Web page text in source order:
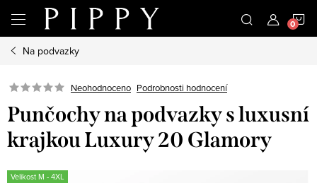
obsah
Na podvazky
Neohodnoceno Podrobnosti hodnocení
Punčochy na podvazky s luxusní
krajkou Luxury 20 Glamory
Velikost M - 4XL